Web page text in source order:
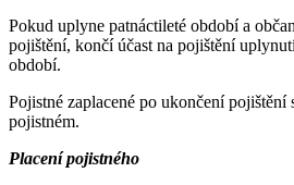
Pokud uplyne patnáctileté období a
pojištění, končí účast na pojištění
období.
Pojistné zaplacené po ukončení pojištění
pojistném.
Placení pojistného